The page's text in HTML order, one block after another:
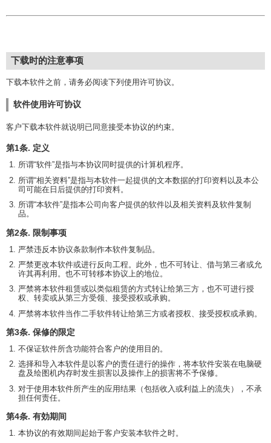
下载时的注意事项
下载本软件之前，请务必阅读下列使用许可协议。
软件使用许可协议
客户下载本软件就说明已同意接受本协议的约束。
第1条. 定义
所谓“软件”是指与本协议同时提供的计算机程序。
所谓“相关资料”是指与本软件一起提供的文本数据的打印资料以及本公
司可能在日后提供的打印资料。
所谓“本软件”是指本公司向客户提供的软件以及相关资料及软件复制
品。
第2条. 限制事项
严禁违反本协议条款制作本软件复制品。
严禁更改本软件或进行反向工程。此外，也不可转让、借与第三者或允
许其再利用。也不可转移本协议上的地位。
严禁将本软件租赁或以类似租赁的方式转让给第三方，也不可进行授
权、转卖或从第三方受领、接受授权或承购。
严禁将本软件当作二手软件转让给第三方或者授权、接受授权或承购。
第3条. 保修的限定
不保证软件所含功能符合客户的使用目的。
选择和导入本软件是以客户的责任进行的操作，将本软件安装在电脑硬
盘及绘图机内存时发生损害以及操作上的损害将不予保修。
对于使用本软件所产生的应用结果（包括收入或利益上的流失），不承
担任何责任。
第4条. 有効期间
本协议的有效期间起始于客户安装本软件之时。